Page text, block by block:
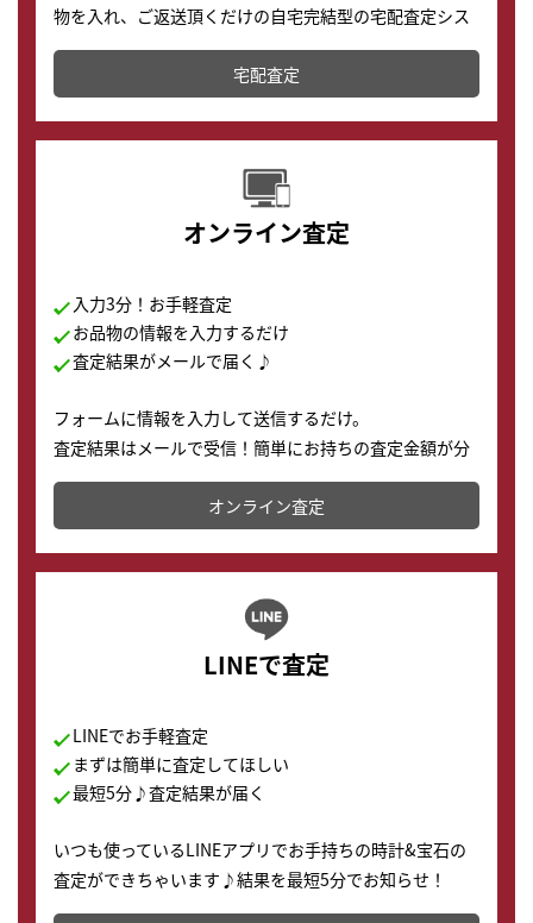
物を入れ、ご返送頂くだけの自宅完結型の宅配査定シス
テムです。
配送でも簡単&安全に査定・買取に出すことが可能で
す。
宅配査定
オンライン査定
入力3分！お手軽査定
お品物の情報を入力するだけ
査定結果がメールで届く♪
フォームに情報を入力して送信するだけ。
査定結果はメールで受信！簡単にお持ちの査定金額が分
かります。
オンライン査定
LINEで査定
LINEでお手軽査定
まずは簡単に査定してほしい
最短5分♪査定結果が届く
いつも使っているLINEアプリでお手持ちの時計&宝石の
査定ができちゃいます♪結果を最短5分でお知らせ！
どこからでもすぐに査定金額を知ることが出来ます。